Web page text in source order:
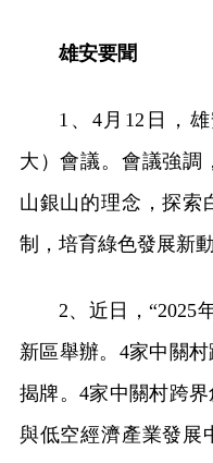
雄安要聞
1、4月12日，
大）會議。會議強調
山銀山的理念，探索
制，培育綠色發展新
2、近日，“2025
新區舉辦。4家中關
揭牌。4家中關村跨
與低空經濟產業發展